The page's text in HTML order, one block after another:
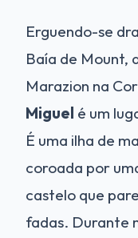
Erguendo-se
Baía de Mount,
Marazion na
Miguel é um
É uma ilha de
coroada por
castelo que
fadas. Durante